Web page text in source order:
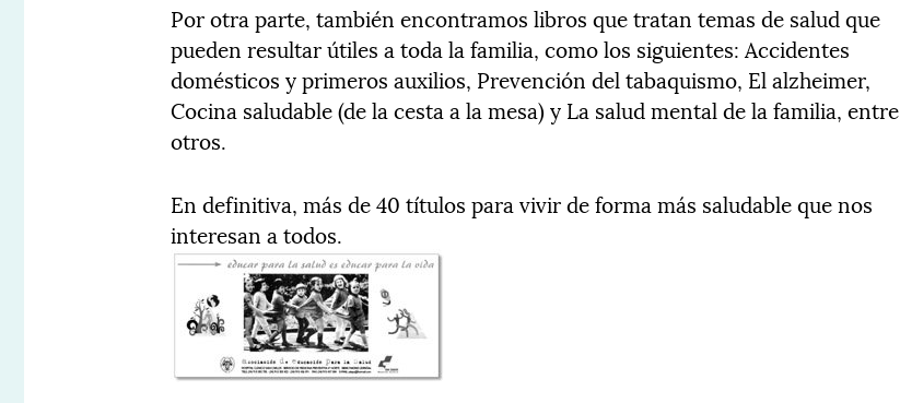
Por otra parte, también encontramos libros que tratan temas de salud que
pueden resultar útiles a toda la familia, como los siguientes: Accidentes
domésticos y primeros auxilios, Prevención del tabaquismo, El alzheimer,
Cocina saludable (de la cesta a la mesa) y La salud mental de la familia, entre
otros.
En definitiva, más de 40 títulos para vivir de forma más saludable que nos
interesan a todos.